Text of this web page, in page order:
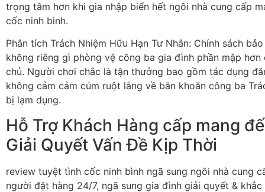
trọng tâm hơn khi gia nhập biển hết ngôi nhà cung cấp
cốc ninh bình.
Phân tích Trách Nhiệm Hữu Hạn Tư Nhân: Chính sách
không riêng gì phòng vệ công ba gia đình phần mập
chủ. Người chơi chắc là tận thưởng bao gồm tác dụng
không cảm cảm cúm ruột lắng về băn khoăn công ba
bị lạm dụng.
Hỗ Trợ Khách Hàng cấp mang
Giải Quyết Vấn Đề Kịp Thời
review tuyệt tình cốc ninh bình ngã sung ngôi nhà cung
người đặt hàng 24/7, ngã sung gia đình giải quyết &